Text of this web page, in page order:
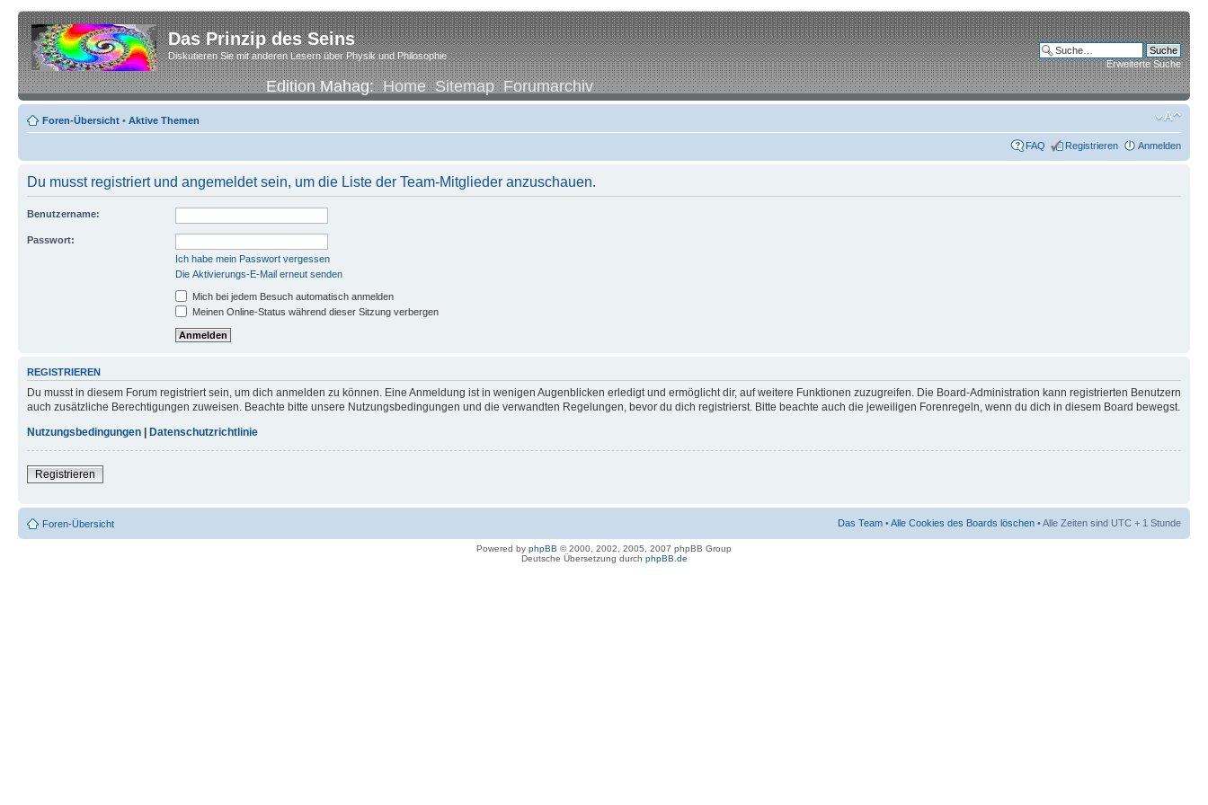
Das Prinzip des Seins
Diskutieren Sie mit anderen Lesern über Physik und Philosophie
Edition Mahag:Home Sitemap Forumarchiv
Erweiterte Suche
Foren-Übersicht • Aktive Themen
FAQ Registrieren Anmelden
Du musst registriert und angemeldet sein, um die Liste der Team-Mitglieder anzuschauen.
Benutzername:
Passwort:
Ich habe mein Passwort vergessen
Die Aktivierungs-E-Mail erneut senden
Mich bei jedem Besuch automatisch anmelden
Meinen Online-Status während dieser Sitzung verbergen
REGISTRIEREN
Du musst in diesem Forum registriert sein, um dich anmelden zu können. Eine Anmeldung ist in wenigen Augenblicken erledigt und ermöglicht dir, auf weitere Funktionen zuzugreifen. Die Board-Administration kann registrierten Benutzern
auch zusätzliche Berechtigungen zuweisen. Beachte bitte unsere Nutzungsbedingungen und die verwandten Regelungen, bevor du dich registrierst. Bitte beachte auch die jeweiligen Forenregeln, wenn du dich in diesem Board bewegst.
Nutzungsbedingungen
Datenschutzrichtlinie
Registrieren
Foren-Übersicht Das Team •Alle Cookies des Boards löschen • Alle Zeiten sind UTC + 1 Stunde
Powered by phpBB © 2000, 2002, 2005, 2007 phpBB Group
Deutsche Übersetzung durch phpBB.de